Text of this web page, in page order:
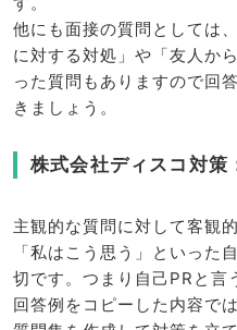
他にも面接の質問としては
に対する対処」や「友人か
った質問もありますので回
きましょう。
株式会社ディスコ対
主観的な質問に対して客観
「私はこう思う」といった
切です。つまり自己PRと言
回答例をコピーした内容で